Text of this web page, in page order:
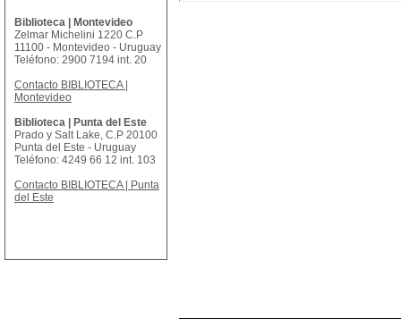
Biblioteca | Montevideo
Zelmar Michelini 1220 C.P
11100 - Montevideo - Uruguay
Teléfono: 2900 7194 int. 20
Contacto BIBLIOTECA |
Montevideo
Biblioteca | Punta del Este
Prado y Salt Lake, C.P 20100
Punta del Este - Uruguay
Teléfono: 4249 66 12 int. 103
Contacto BIBLIOTECA | Punta
del Este